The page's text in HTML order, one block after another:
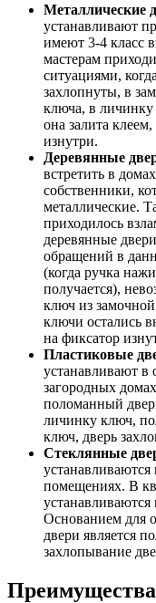
Металлические
устанавливают
имеют 3-4 класс
мастерам
ситуациями,
захлопнуты, в
ключа, в личинку
она залита
изнутри.
Деревянные
встретить в
собственники,
металлические.
приходилось
деревянные
обращений в
(когда ручка
получается),
ключ из
ключи остались
на фиксатор
Пластиковые
устанавливают в
загородных
поломанный
личинку ключ,
ключ, дверь
Стеклянные
помещениях. В
устанавливаются
Основанием для
двери является
захлопывание